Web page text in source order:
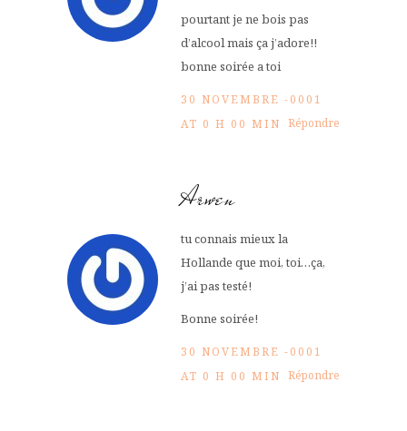
pourtant je ne bois pas
d’alcool mais ça j’adore!!
bonne soirée a toi
30 NOVEMBRE -0001
AT 0 H 00 MIN Répondre
Arwen
tu connais mieux la
Hollande que moi, toi…ça,
j’ai pas testé!
Bonne soirée!
30 NOVEMBRE -0001
AT 0 H 00 MIN Répondre